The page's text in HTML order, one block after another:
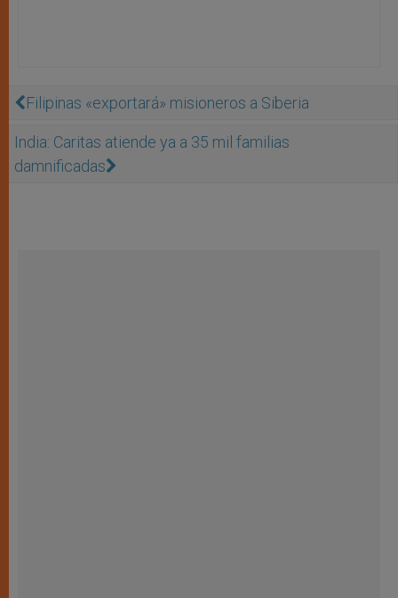
Filipinas «exportará» misioneros a Siberia
India: Caritas atiende ya a 35 mil familias
damnificadas